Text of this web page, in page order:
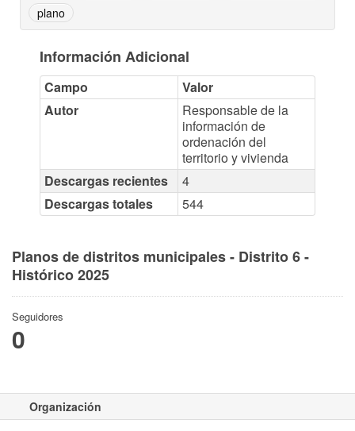
plano
Información Adicional
Campo
Valor
Autor
Responsable de la
información de
ordenación del
territorio y vivienda
Descargas recientes
4
Descargas totales
544
Planos de distritos municipales - Distrito 6 -
Histórico 2025
Seguidores
0
Organización